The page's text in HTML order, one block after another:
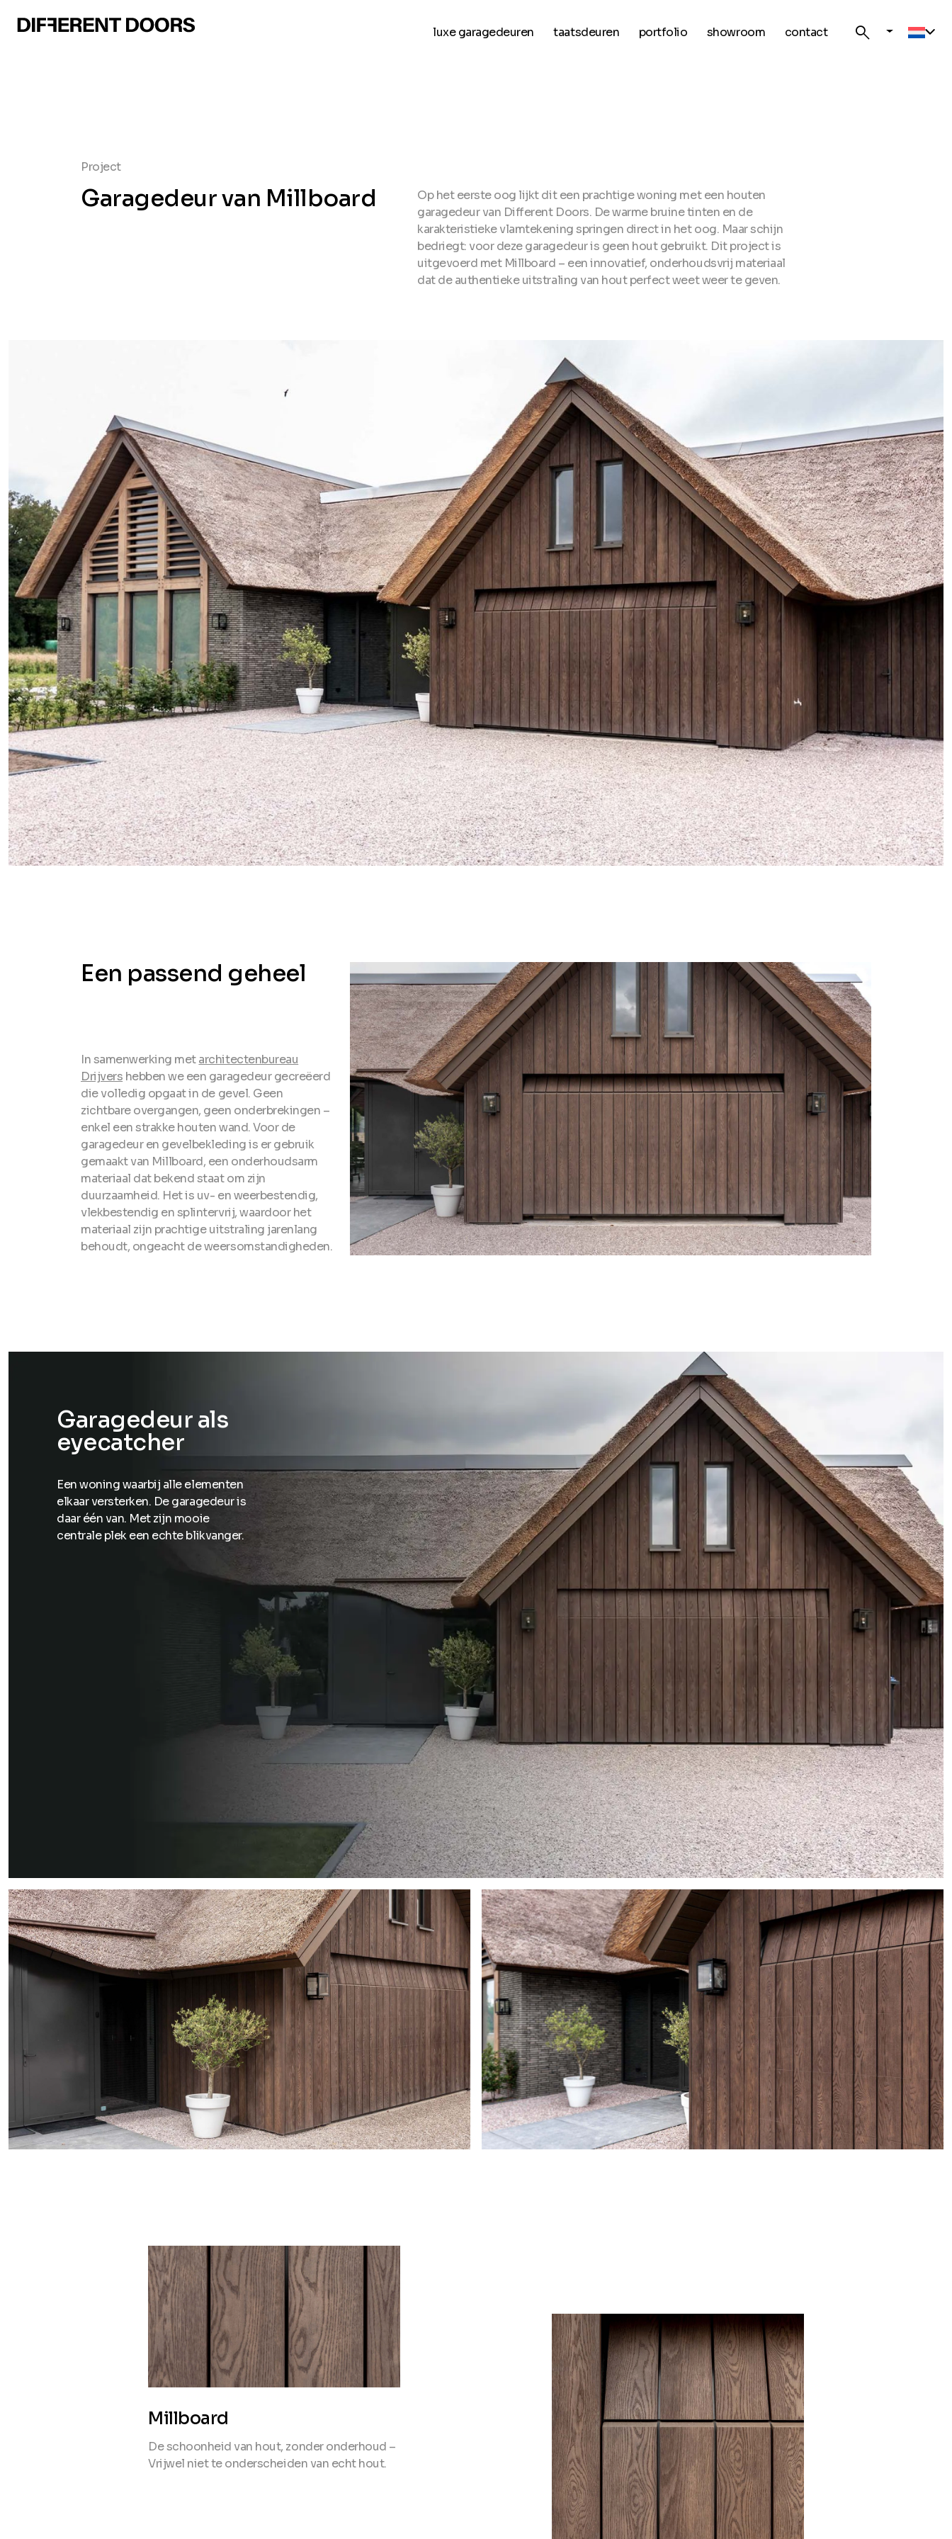
luxe garagedeuren taatsdeuren portfolio showroom contact search
Project
Garagedeur van Millboard
Op het eerste oog lijkt dit een prachtige woning met een houten
garagedeur van Different Doors. De warme bruine tinten en de
karakteristieke vlamtekening springen direct in het oog. Maar schijn
bedriegt: voor deze garagedeur is geen hout gebruikt. Dit project is
uitgevoerd met Millboard – een innovatief, onderhoudsvrij materiaal
dat de authentieke uitstraling van hout perfect weet weer te geven.
Een passend geheel
In samenwerking metarchitectenbureau
Drijvers hebben we een garagedeur gecreëerd
die volledig opgaat in de gevel. Geen
zichtbare overgangen, geen onderbrekingen –
enkel een strakke houten wand. Voor de
garagedeur en gevelbekleding is er gebruik
gemaakt van Millboard, een onderhoudsarm
materiaal dat bekend staat om zijn
duurzaamheid. Het is uv- en weerbestendig,
vlekbestendig en splintervrij, waardoor het
materiaal zijn prachtige uitstraling jarenlang
behoudt, ongeacht de weersomstandigheden.
Garagedeur als
eyecatcher
Een woning waarbij alle elementen
elkaar versterken. De garagedeur is
daar één van. Met zijn mooie
centrale plek een echte blikvanger.
Millboard
De schoonheid van hout, zonder onderhoud –
Vrijwel niet te onderscheiden van echt hout.